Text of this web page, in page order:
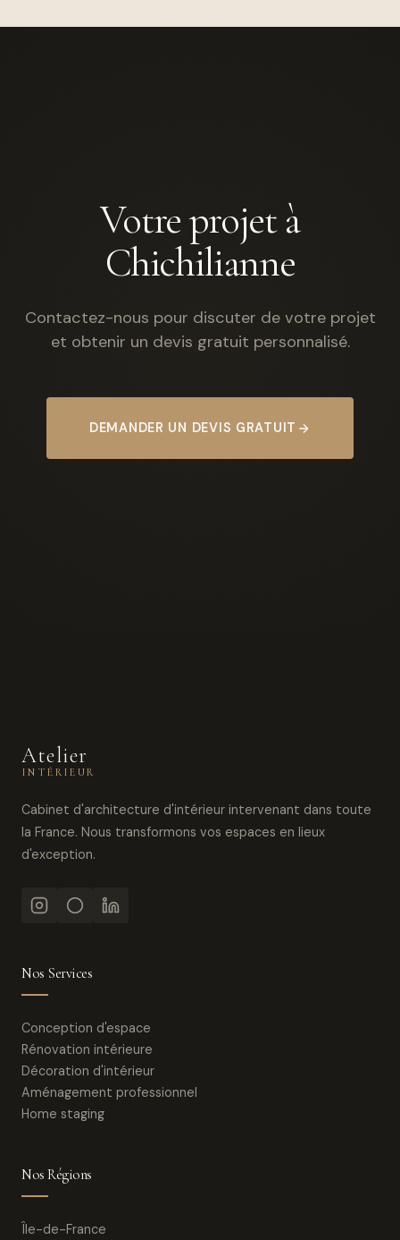
Votre projet à
Chichilianne
Contactez-nous pour discuter de votre projet
et obtenir un devis gratuit personnalisé.
DEMANDER UN DEVIS GRATUIT
Atelier
INTÉRIEUR
Cabinet d'architecture d'intérieur intervenant dans toute
la France. Nous transformons vos espaces en lieux
d'exception.
Nos Services
Conception d'espace
Rénovation intérieure
Décoration d'intérieur
Aménagement professionnel
Home staging
Nos Régions
Île-de-France